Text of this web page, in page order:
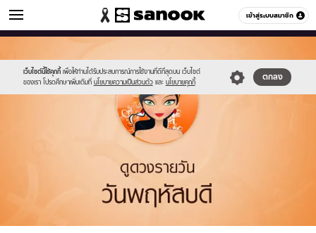
เข้าสู่ระบบสมาชิก
ดูดวง หมวดอื่นๆ
เว็บไซต์นี้ใช้คุกกี้ เพื่อให้ท่านได้รับประสบการณ์การใช้งานที่ดีที่สุดบน เว็บไซต์
ของเรา โปรดศึกษาเพิ่มเติมที่ นโยบายความเป็นส่วนตัว และ นโยบายคุกกี้
ตกลง
//s.isanook.com/sr/0/images/logo-
new-
sanook.png
//s.isanook.com/ho/0/ud/fxd/day/5_thu.jpg